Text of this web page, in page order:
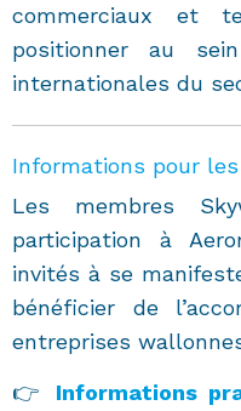
commerciaux et
positionner au
internationales du
Informations pour
Les membres
participation à
invités à se
bénéficier de
entreprises
👉
Informations